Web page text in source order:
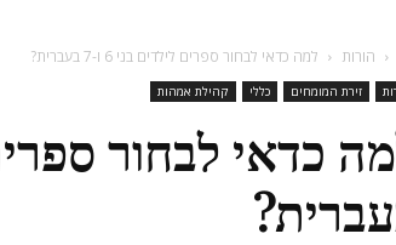
הורות למה כדאי לבחור ספרים לילדים בני 6 ו-7 בעברית?
זירת המומחים כללי קהילת אמהות